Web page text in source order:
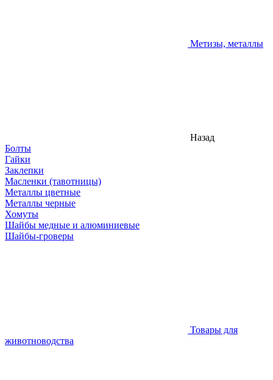
Метизы, металлы
Назад
Болты
Гайки
Заклепки
Масленки (тавотницы)
Металлы цветные
Металлы черные
Хомуты
Шайбы медные и алюминиевые
Шайбы-гроверы
Товары для
животноводства